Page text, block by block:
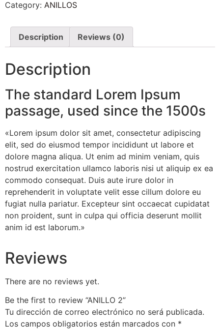
Category: ANILLOS
Description Reviews (0)
Description
The standard Lorem Ipsum
passage, used since the 1500s
«Lorem ipsum dolor sit amet, consectetur adipiscing
elit, sed do eiusmod tempor incididunt ut labore et
dolore magna aliqua. Ut enim ad minim veniam, quis
nostrud exercitation ullamco laboris nisi ut aliquip ex ea
commodo consequat. Duis aute irure dolor in
reprehenderit in voluptate velit esse cillum dolore eu
fugiat nulla pariatur. Excepteur sint occaecat cupidatat
non proident, sunt in culpa qui officia deserunt mollit
anim id est laborum.»
Reviews
There are no reviews yet.
Be the first to review “ANILLO 2”
Tu dirección de correo electrónico no será publicada.
Los campos obligatorios están marcados con *